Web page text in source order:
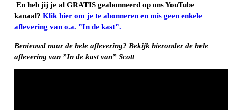
En heb jij je al GRATIS geabonneerd op ons YouTube
kanaal? Klik hier om je te abonneren en mis geen enkele
aflevering van o.a. ”In de kast”.
Benieuwd naar de hele aflevering? Bekijk hieronder de hele
aflevering van ”In de kast van” Scott